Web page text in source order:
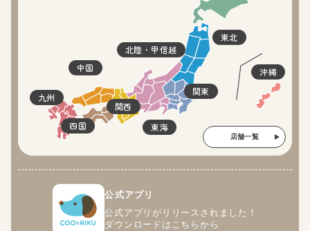
東北
関東
北陸・甲信越
東海
関西
四国
中国
九州
沖縄
店舗一覧
公式アプリ
公式アプリがリリースされました！
ダウンロードはこちらから